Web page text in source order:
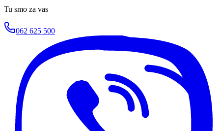
Tu smo za vas
062 625 500